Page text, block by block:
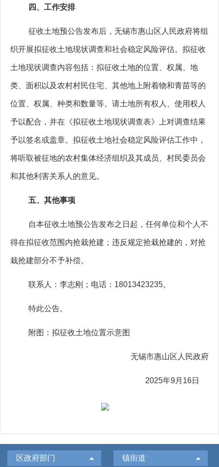
四、工作安排
征收土地预公告发布后，无锡市惠山区人民政府将组
织开展拟征收土地现状调查和社会稳定风险评估。拟征收
土地现状调查内容包括：拟征收土地的位置、权属、地
类、面积以及农村村民住宅、其他地上附着物和青苗等的
位置、权属、种类和数量等。请土地所有权人、使用权人
予以配合，并在《拟征收土地现状调查表》上对调查结果
予以签名或盖章。拟征收土地社会稳定风险评估工作中，
将听取被征地的农村集体经济组织及其成员、村民委员会
和其他利害关系人的意见。
五、其他事项
自本征收土地预公告发布之日起，任何单位和个人不
得在拟征收范围内抢栽抢建；违反规定抢栽抢建的，对抢
栽抢建部分不予补偿。
联系人：李志刚；电话： 18013423235。
特此公告。
附图：拟征收土地位置示意图
无锡市惠山区人民政府
2025年9月 16日
区政府部门 镇街道